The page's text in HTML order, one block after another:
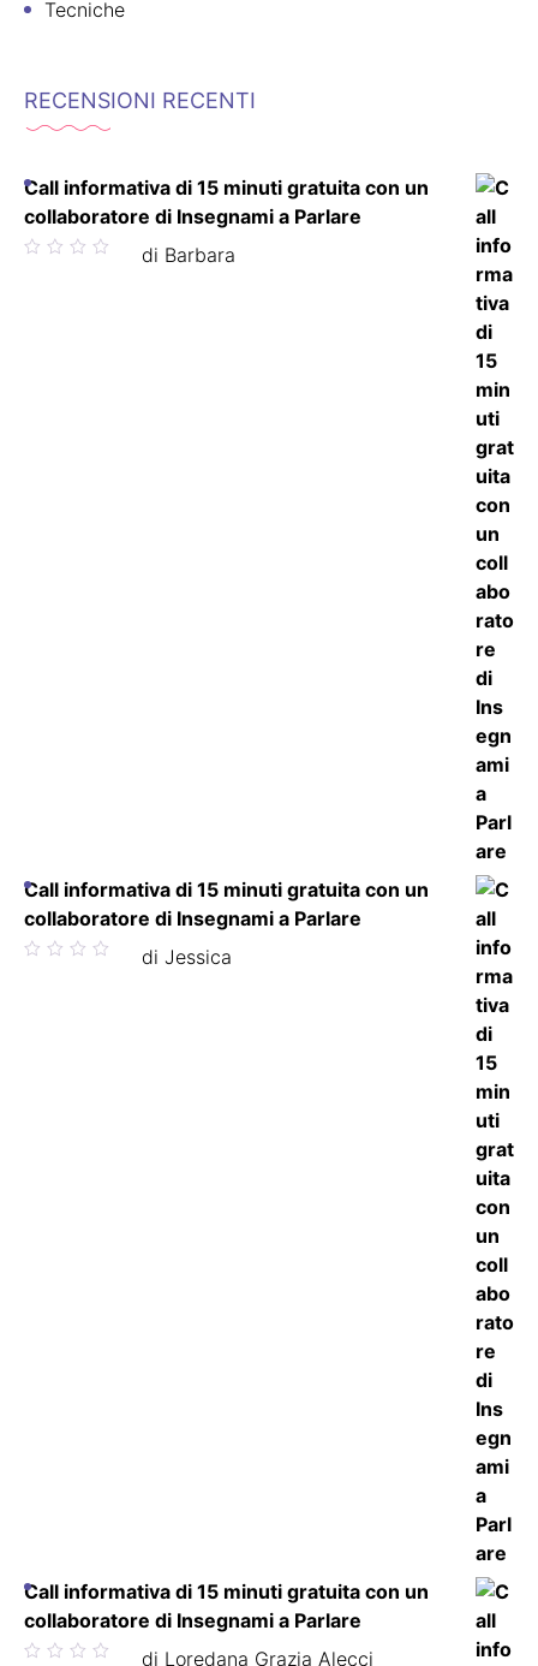
Tecniche
RECENSIONI RECENTI
Call informativa di 15 minuti gratuita con un
collaboratore di Insegnami a Parlare
Valutato di Barbara
Call informativa di 15 minuti gratuita con un
collaboratore di Insegnami a Parlare
Valutato di Jessica
Call informativa di 15 minuti gratuita con un
collaboratore di Insegnami a Parlare
Valutato di Loredana Grazia Alecci